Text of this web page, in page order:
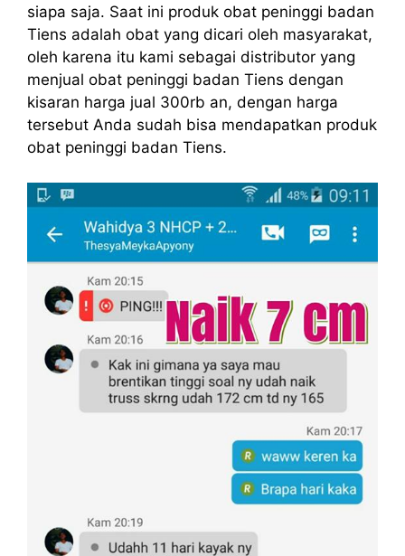
siapa saja. Saat ini produk obat peninggi badan
Tiens adalah obat yang dicari oleh masyarakat,
oleh karena itu kami sebagai distributor yang
menjual obat peninggi badan Tiens dengan
kisaran harga jual 300rb an, dengan harga
tersebut Anda sudah bisa mendapatkan produk
obat peninggi badan Tiens.